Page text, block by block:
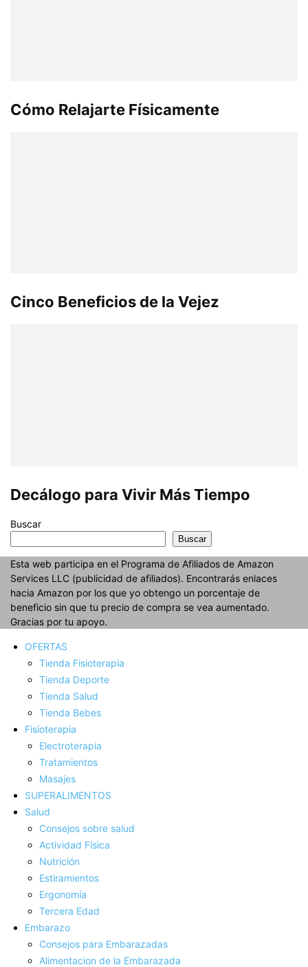
Cómo Relajarte Físicamente
Cinco Beneficios de la Vejez
Decálogo para Vivir Más Tiempo
Buscar
Buscar
Esta web participa en el Programa de Afiliados de Amazon
Services LLC (publicidad de afiliados). Encontrarás enlaces
hacia Amazon por los que yo obtengo un porcentaje de
beneficio sin que tu precio de compra se vea aumentado.
Gracias por tu apoyo.
OFERTAS
Tienda Fisioterapia
Tienda Deporte
Tienda Salud
Tienda Bebes
Fisioterapia
Electroterapia
Tratamientos
Masajes
SUPERALIMENTOS
Salud
Consejos sobre salud
Actividad Fí­sica
Nutrición
Estiramientos
Ergonomí­a
Tercera Edad
Embarazo
Consejos para Embarazadas
Alimentacion de la Embarazada